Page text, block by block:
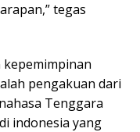
tegas
kepemimpinan
pengakuan dari
Tenggara
indonesia yang